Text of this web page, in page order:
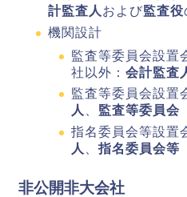
計監査人 および監査役
機関設計
監査等委員会設置
社以外： 会計監査
監査等委員会設置
人
監査等委員会
指名委員会等設置
人
指名委員会等
非公開非大会社